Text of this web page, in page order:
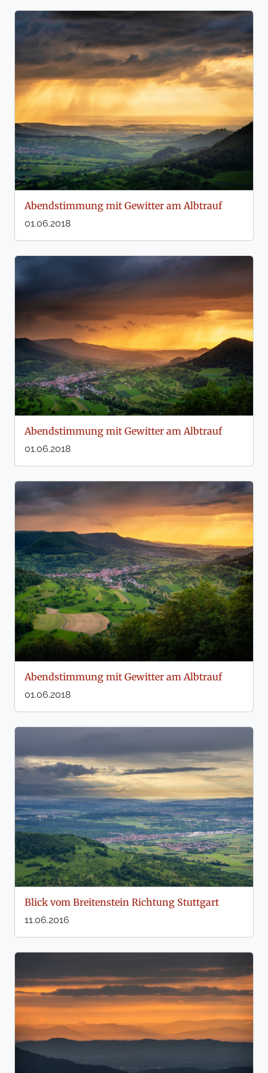
Abendstimmung mit Gewitter am Albtrauf
01.06.2018
Abendstimmung mit Gewitter am Albtrauf
01.06.2018
Abendstimmung mit Gewitter am Albtrauf
01.06.2018
Blick vom Breitenstein Richtung Stuttgart
11.06.2016